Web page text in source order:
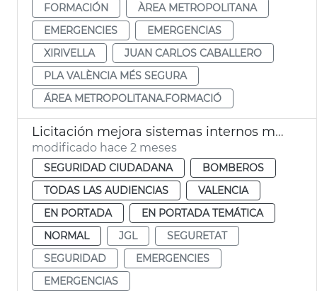
FORMACIÓN
ÀREA METROPOLITANA
EMERGENCIES
EMERGENCIAS
XIRIVELLA
JUAN CARLOS CABALLERO
PLA VALÈNCIA MÉS SEGURA
ÁREA METROPOLITANA.FORMACIÓ
Licitación mejora sistemas internos megafonía comunicación Bomberos València
modificado hace 2 meses
SEGURIDAD CIUDADANA
BOMBEROS
TODAS LAS AUDIENCIAS
VALENCIA
EN PORTADA
EN PORTADA TEMÁTICA
NORMAL
JGL
SEGURETAT
SEGURIDAD
EMERGENCIES
EMERGENCIAS